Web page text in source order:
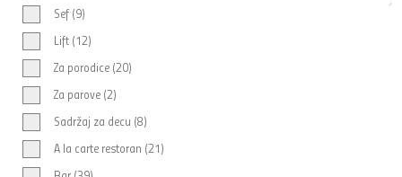
Sef (9)
Lift (12)
Za porodice (20)
Za parove (2)
Sadržaj za decu (8)
A la carte restoran (21)